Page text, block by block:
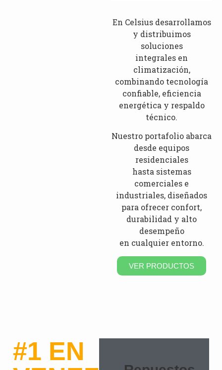
En Celsius desarrollamos
y distribuimos
soluciones
integrales en
climatización,
combinando tecnología
confiable, eficiencia
energética y respaldo
técnico.
Nuestro portafolio abarca
desde equipos
residenciales
hasta sistemas
comerciales e
industriales, diseñados
para ofrecer confort,
durabilidad y alto
desempeño
en cualquier entorno.
VER PRODUCTOS
#1 EN